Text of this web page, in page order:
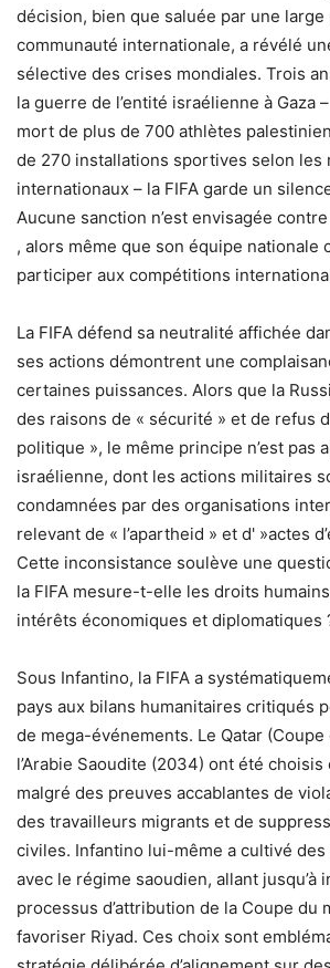
décision, bien que saluée par une
communauté internationale, a révélé
sélective des crises mondiales. Trois
la guerre de l’entité israélienne à Gaza
mort de plus de 700 athlètes
de 270 installations sportives selon les
internationaux – la FIFA garde un
Aucune sanction n’est envisagée
, alors même que son équipe nationale
participer aux compétitions
La FIFA défend sa neutralité affichée
ses actions démontrent une
certaines puissances. Alors que la
des raisons de « sécurité » et de refus
politique », le même principe n’est pas
israélienne, dont les actions militaires
condamnées par des organisations
relevant de « l’apartheid » et d' »actes
Cette inconsistance soulève une
la FIFA mesure-t-elle les droits humains
intérêts économiques et diplomatiques
Sous Infantino, la FIFA a
pays aux bilans humanitaires critiqués
de mega-événements. Le Qatar
l’Arabie Saoudite (2034) ont été choisis
malgré des preuves accablantes de
des travailleurs migrants et de
civiles. Infantino lui-même a cultivé
avec le régime saoudien, allant jusqu’à
processus d’attribution de la Coupe du
favoriser Riyad. Ces choix sont